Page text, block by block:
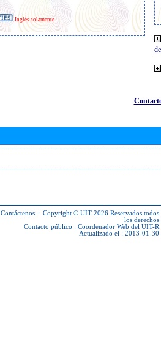
Inglés solamente
Contáctenos - Copyright © UIT 2026 Reservados todos
los derechos
Contacto público : Coordenador Web del UIT-R
Actualizado el : 2013-01-30